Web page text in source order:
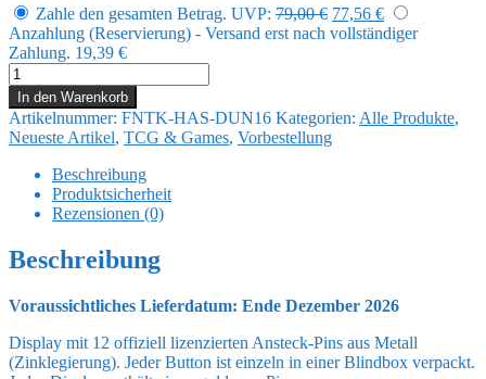
Zahle den gesamten Betrag. UVP: 79,00€ Ursprünglicher
Preis
77,56 €Aktueller
Preis
Anzahlung (Reservierung) - Versand erst nach vollständiger
Zahlung. 19,39 €
Dungeons
&
Dragons
Ansteck-
Pins
Display
50th
Anniversary
Mystery
Pin
Badge
Menge
In den Warenkorb
Artikelnummer: FNTK-HAS-DUN16 Kategorien: Alle Produkte,
Neueste Artikel, TCG & Games, Vorbestellung
Beschreibung
Produktsicherheit
Rezensionen (0)
Beschreibung
Voraussichtliches Lieferdatum: Ende Dezember 2026
Display mit 12 offiziell lizenzierten Ansteck-Pins aus Metall
(Zinklegierung). Jeder Button ist einzeln in einer Blindbox verpackt.